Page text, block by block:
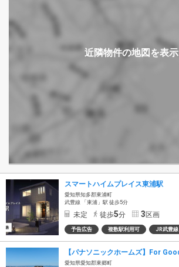
スマートハイムプレイス東浦駅
愛知県知多郡東浦町
武豊線 「東浦」駅 徒歩5分
未定 徒歩5分 3 区画
予告広告 複数駅利用可 JR武豊線
愛知県愛知郡東郷町